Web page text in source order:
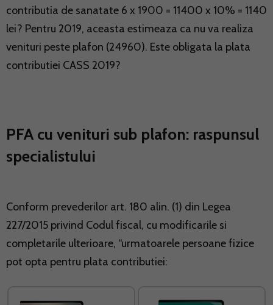
contributia de sanatate 6 x 1900 = 11400 x 10% = 1140
lei? Pentru 2019, aceasta estimeaza ca nu va realiza
venituri peste plafon (24960). Este obligata la plata
contributiei CASS 2019?
PFA cu venituri sub plafon: raspunsul
specialistului
Conform prevederilor art. 180 alin. (1) din Legea
227/2015 privind Codul fiscal, cu modificarile si
completarile ulterioare, “urmatoarele persoane fizice
pot opta pentru plata contributiei: